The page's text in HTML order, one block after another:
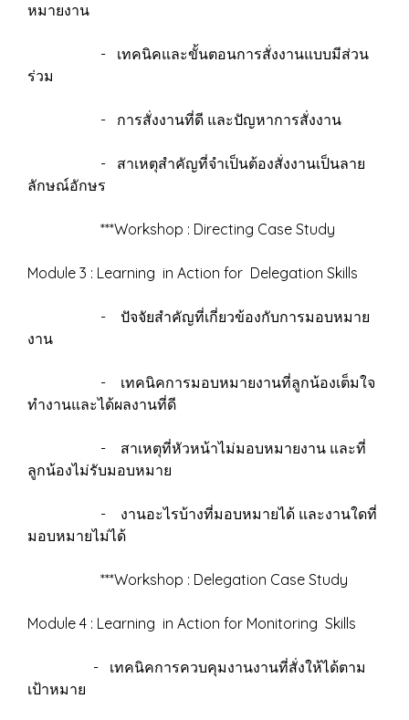
หมายงาน
- เทคนิคและขั้นตอนการสั่งงานแบบมีส่วน
ร่วม
- การสั่งงานที่ดี และปัญหาการสั่งงาน
- สาเหตุสำคัญที่จำเป็นต้องสั่งงานเป็นลาย
ลักษณ์อักษร
***Workshop : Directing Case Study
Module 3 : Learning in Action for Delegation Skills
- ปัจจัยสำคัญที่เกี่ยวข้องกับการมอบหมาย
งาน
- เทคนิคการมอบหมายงานที่ลูกน้องเต็มใจ
ทำงานและได้ผลงานที่ดี
- สาเหตุที่หัวหน้าไม่มอบหมายงาน และที่
ลูกน้องไม่รับมอบหมาย
- งานอะไรบ้างที่มอบหมายได้ และงานใดที่
มอบหมายไม่ได้
***Workshop : Delegation Case Study
Module 4 : Learning in Action for Monitoring Skills
- เทคนิคการควบคุมงานงานที่สั่งให้ได้ตาม
เป้าหมาย